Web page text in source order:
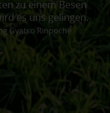
zu einem Besen
es uns gelingen.
Gyatso Rinpoche